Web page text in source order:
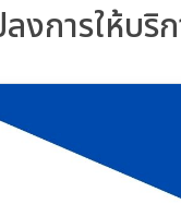
การให้บริ